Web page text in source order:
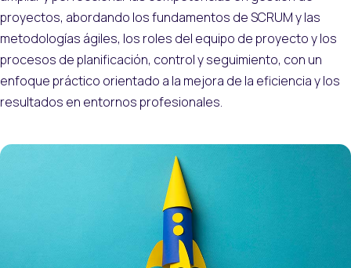
proyectos, abordando los fundamentos de SCRUM y las
metodologías ágiles, los roles del equipo de proyecto y los
procesos de planificación, control y seguimiento, con un
enfoque práctico orientado a la mejora de la eficiencia y los
resultados en entornos profesionales.